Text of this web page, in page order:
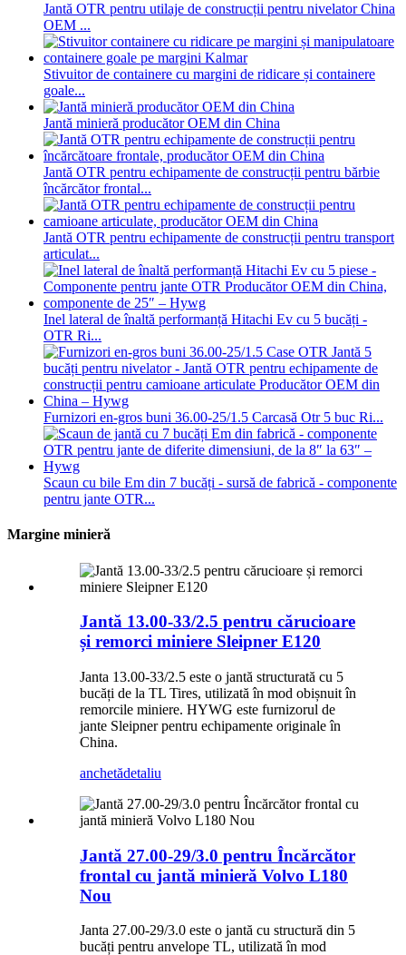
Jantă OTR pentru utilaje de construcții pentru nivelator China
OEM ...
Stivuitor de containere cu margini de ridicare și containere
goale...
Jantă minieră producător OEM din China
Jantă OTR pentru echipamente de construcții pentru bărbie
încărcător frontal...
Jantă OTR pentru echipamente de construcții pentru transport
articulat...
Inel lateral de înaltă performanță Hitachi Ev cu 5 bucăți -
OTR Ri...
Furnizori en-gros buni 36.00-25/1.5 Carcasă Otr 5 buc Ri...
Scaun cu bile Em din 7 bucăți - sursă de fabrică - componente
pentru jante OTR...
Margine minieră
Jantă 13.00-33/2.5 pentru cărucioare
și remorci miniere Sleipner E120
Janta 13.00-33/2.5 este o jantă structurată cu 5
bucăți de la TL Tires, utilizată în mod obișnuit în
remorcile miniere. HYWG este furnizorul de
jante Sleipner pentru echipamente originale în
China.
anchetădetaliu
Jantă 27.00-29/3.0 pentru Încărcător
frontal cu jantă minieră Volvo L180
Nou
Janta 27.00-29/3.0 este o jantă cu structură din 5
bucăți pentru anvelope TL, utilizată în mod